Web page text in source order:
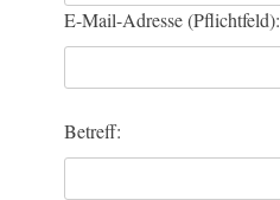
E-Mail-Adresse (Pflichtfeld):
Betreff: